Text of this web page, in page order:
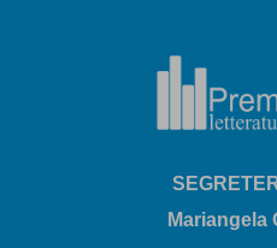
Mariangela